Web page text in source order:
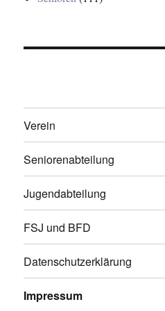
Verein
Seniorenabteilung
Jugendabteilung
FSJ und BFD
Datenschutzerklärung
Impressum